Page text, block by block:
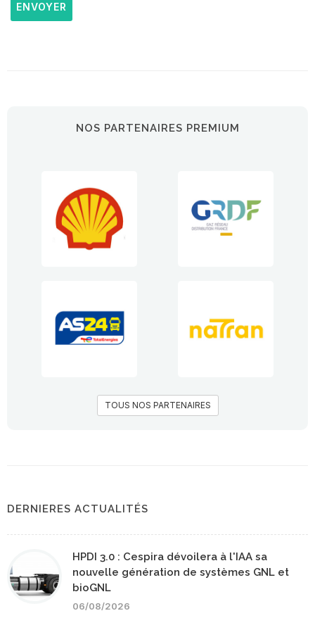
ENVOYER
NOS PARTENAIRES PREMIUM
TOUS NOS PARTENAIRES
DERNIERES ACTUALITÉS
HPDI 3.0 : Cespira dévoilera à l'IAA sa
nouvelle génération de systèmes GNL et
bioGNL
06/08/2026